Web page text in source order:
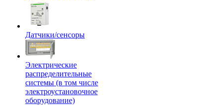
Датчики/сенсоры
Электрические
распределительные
системы (в том числе
электроустановочное
оборудование)